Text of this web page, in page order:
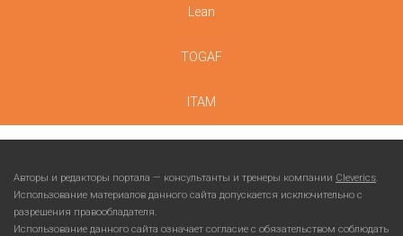
Lean
TOGAF
ITAM
Авторы и редакторы портала — консультанты и тренеры компании Cleverics.
Использование материалов данного сайта допускается исключительно с
разрешения правообладателя.
Использование данного сайта означает согласие с обязательством соблюдать